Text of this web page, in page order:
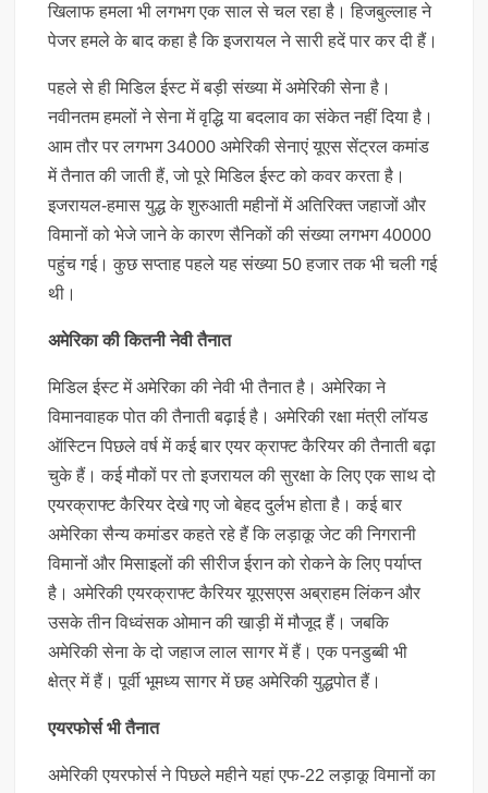
खिलाफ हमला भी लगभग एक साल से चल रहा है। हिजबुल्लाह ने
पेजर हमले के बाद कहा है कि इजरायल ने सारी हदें पार कर दी हैं।
पहले से ही मिडिल ईस्ट में बड़ी संख्या में अमेरिकी सेना है।
नवीनतम हमलों ने सेना में वृद्धि या बदलाव का संकेत नहीं दिया है।
आम तौर पर लगभग 34000 अमेरिकी सेनाएं यूएस सेंट्रल कमांड
में तैनात की जाती हैं, जो पूरे मिडिल ईस्ट को कवर करता है।
इजरायल-हमास युद्ध के शुरुआती महीनों में अतिरिक्त जहाजों और
विमानों को भेजे जाने के कारण सैनिकों की संख्या लगभग 40000
पहुंच गई। कुछ सप्ताह पहले यह संख्या 50 हजार तक भी चली गई
थी।
अमेरिका की कितनी नेवी तैनात
मिडिल ईस्ट में अमेरिका की नेवी भी तैनात है। अमेरिका ने
विमानवाहक पोत की तैनाती बढ़ाई है। अमेरिकी रक्षा मंत्री लॉयड
ऑस्टिन पिछले वर्ष में कई बार एयर क्राफ्ट कैरियर की तैनाती बढ़ा
चुके हैं। कई मौकों पर तो इजरायल की सुरक्षा के लिए एक साथ दो
एयरक्राफ्ट कैरियर देखे गए जो बेहद दुर्लभ होता है। कई बार
अमेरिका सैन्य कमांडर कहते रहे हैं कि लड़ाकू जेट की निगरानी
विमानों और मिसाइलों की सीरीज ईरान को रोकने के लिए पर्याप्त
है। अमेरिकी एयरक्राफ्ट कैरियर यूएसएस अब्राहम लिंकन और
उसके तीन विध्वंसक ओमान की खाड़ी में मौजूद हैं। जबकि
अमेरिकी सेना के दो जहाज लाल सागर में हैं। एक पनडुब्बी भी
क्षेत्र में हैं। पूर्वी भूमध्य सागर में छह अमेरिकी युद्धपोत हैं।
एयरफोर्स भी तैनात
अमेरिकी एयरफोर्स ने पिछले महीने यहां एफ-22 लड़ाकू विमानों का